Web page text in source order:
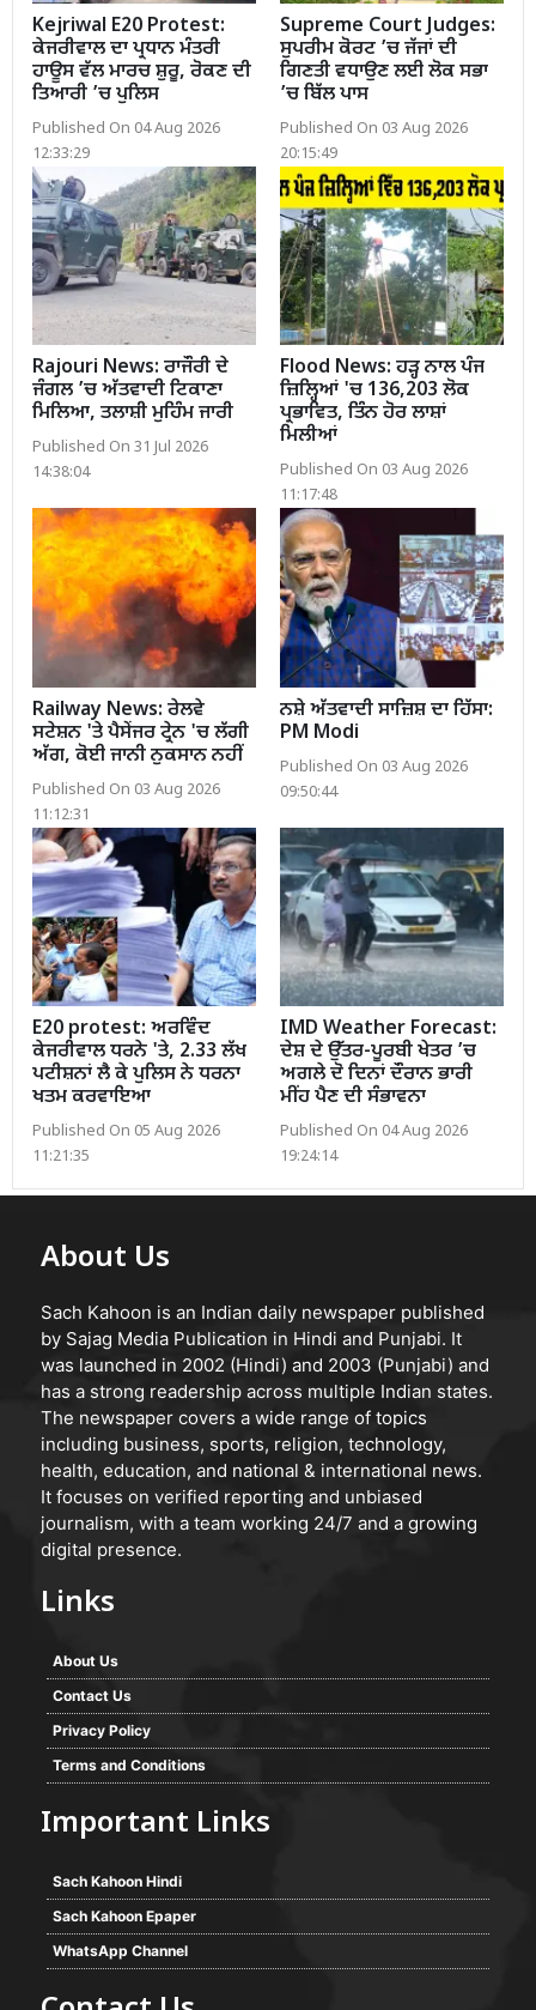
Kejriwal E20 Protest:
ਕੇਜਰੀਵਾਲ ਦਾ ਪ੍ਰਧਾਨ ਮੰਤਰੀ
ਹਾਊਸ ਵੱਲ ਮਾਰਚ ਸ਼ੁਰੂ, ਰੋਕਣ ਦੀ
ਤਿਆਰੀ ’ਚ ਪੁਲਿਸ
Published On 04 Aug 2026
12:33:29
Supreme Court Judges:
ਸੁਪਰੀਮ ਕੋਰਟ ’ਚ ਜੱਜਾਂ ਦੀ
ਗਿਣਤੀ ਵਧਾਉਣ ਲਈ ਲੋਕ ਸਭਾ
’ਚ ਬਿੱਲ ਪਾਸ
Published On 03 Aug 2026
20:15:49
Rajouri News: ਰਾਜੌਰੀ ਦੇ
ਜੰਗਲ ’ਚ ਅੱਤਵਾਦੀ ਟਿਕਾਣਾ
ਮਿਲਿਆ, ਤਲਾਸ਼ੀ ਮੁਹਿੰਮ ਜਾਰੀ
Published On 31 Jul 2026
14:38:04
Flood News: ਹੜ੍ਹ ਨਾਲ ਪੰਜ
ਜ਼ਿਲ੍ਹਿਆਂ 'ਚ 136,203 ਲੋਕ
ਪ੍ਰਭਾਵਿਤ, ਤਿੰਨ ਹੋਰ ਲਾਸ਼ਾਂ
ਮਿਲੀਆਂ
Published On 03 Aug 2026
11:17:48
Railway News: ਰੇਲਵੇ
ਸਟੇਸ਼ਨ 'ਤੇ ਪੈਸੇਂਜਰ ਟ੍ਰੇਨ 'ਚ ਲੱਗੀ
ਅੱਗ, ਕੋਈ ਜਾਨੀ ਨੁਕਸਾਨ ਨਹੀਂ
Published On 03 Aug 2026
11:12:31
ਨਸ਼ੇ ਅੱਤਵਾਦੀ ਸਾਜ਼ਿਸ਼ ਦਾ ਹਿੱਸਾ:
PM Modi
Published On 03 Aug 2026
09:50:44
E20 protest: ਅਰਵਿੰਦ
ਕੇਜਰੀਵਾਲ ਧਰਨੇ 'ਤੇ, 2.33 ਲੱਖ
ਪਟੀਸ਼ਨਾਂ ਲੈ ਕੇ ਪੁਲਿਸ ਨੇ ਧਰਨਾ
ਖਤਮ ਕਰਵਾਇਆ
Published On 05 Aug 2026
11:21:35
IMD Weather Forecast:
ਦੇਸ਼ ਦੇ ਉੱਤਰ-ਪੂਰਬੀ ਖੇਤਰ ’ਚ
ਅਗਲੇ ਦੋ ਦਿਨਾਂ ਦੌਰਾਨ ਭਾਰੀ
ਮੀਂਹ ਪੈਣ ਦੀ ਸੰਭਾਵਨਾ
Published On 04 Aug 2026
19:24:14
About Us
Sach Kahoon is an Indian daily newspaper published
by Sajag Media Publication in Hindi and Punjabi. It
was launched in 2002 (Hindi) and 2003 (Punjabi) and
has a strong readership across multiple Indian states.
The newspaper covers a wide range of topics
including business, sports, religion, technology,
health, education, and national & international news.
It focuses on verified reporting and unbiased
journalism, with a team working 24/7 and a growing
digital presence.
Links
About Us
Contact Us
Privacy Policy
Terms and Conditions
Important Links
Sach Kahoon Hindi
Sach Kahoon Epaper
WhatsApp Channel